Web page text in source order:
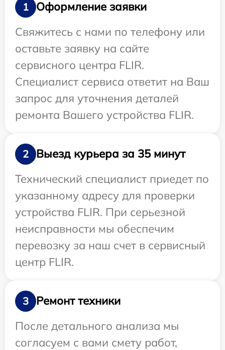
1
Оформление заявки
Свяжитесь с нами по телефону или
оставьте заявку на сайте
сервисного центра FLIR.
Специалист сервиса ответит на Ваш
запрос для уточнения деталей
ремонта Вашего устройства FLIR.
2
Выезд курьера за 35 минут
Технический специалист приедет по
указанному адресу для проверки
устройства FLIR. При серьезной
неисправности мы обеспечим
перевозку за наш счет в сервисный
центр FLIR.
3
Ремонт техники
После детального анализа мы
согласуем с вами смету работ,